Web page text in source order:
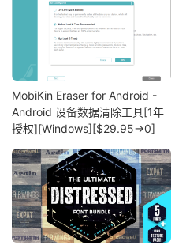
MobiKin Eraser for Android -
Android 设备数据清除工具[1年
授权][Windows][$29.95→0]